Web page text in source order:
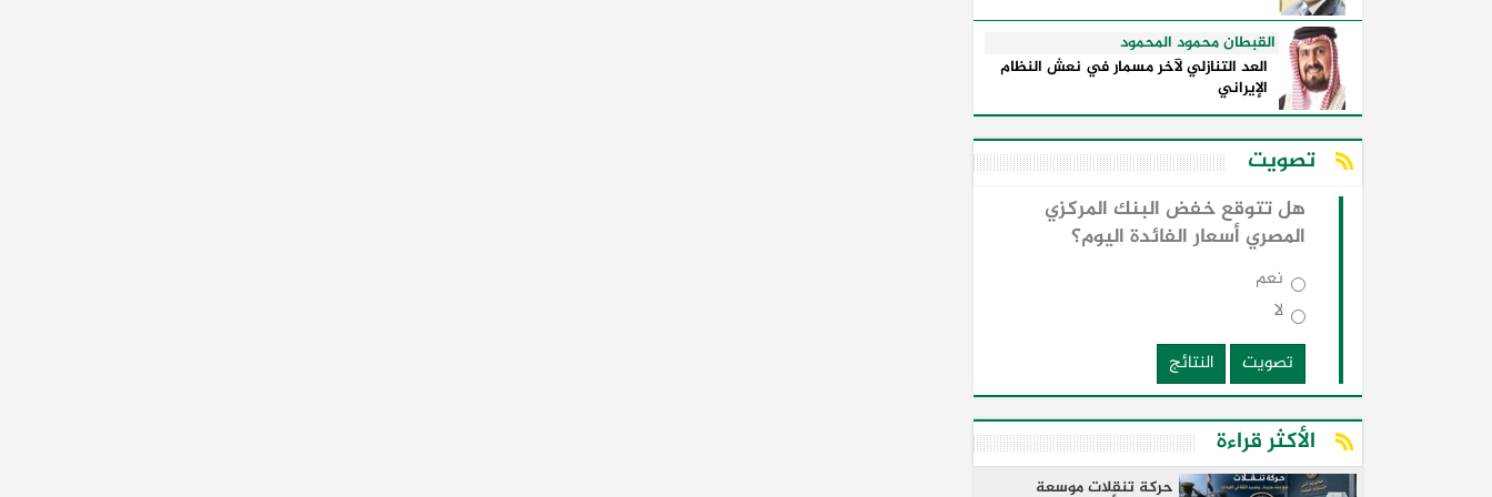
القبطان محمود المحمود
العد التنازلي لآخر مسمار في نعش النظام
الإيراني
تصويت
هل تتوقع خفض البنك المركزي
المصري أسعار الفائدة اليوم؟
نعم
لا
تصويت
النتائج
الأكثر قراءة
حركة تنقلات موسعة